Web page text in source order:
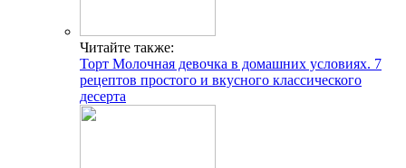
Читайте также:
Торт Молочная девочка в домашних условиях. 7
рецептов простого и вкусного классического
десерта